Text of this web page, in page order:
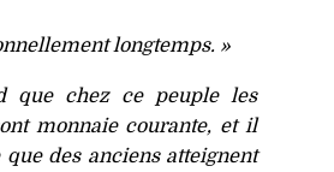
longtemps. »
que chez ce peuple les
monnaie courante, et il
que des anciens atteignent